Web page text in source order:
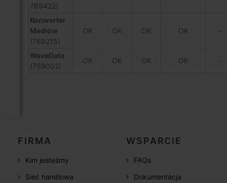
769422)
Konwerter
Mediów
(769215)
OK OK OK OK -
WaveData
(769002)
OK OK OK OK -
FIRMA
Kim jesteśmy
Sieć handlowa
WSPARCIE
FAQs
Dokumentacja